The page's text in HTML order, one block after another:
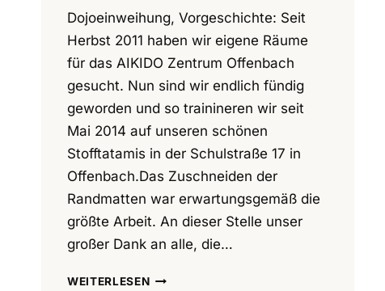
Dojoeinweihung, Vorgeschichte: Seit
Herbst 2011 haben wir eigene Räume
für das AIKIDO Zentrum Offenbach
gesucht. Nun sind wir endlich fündig
geworden und so trainineren wir seit
Mai 2014 auf unseren schönen
Stofftatamis in der Schulstraße 17 in
Offenbach.Das Zuschneiden der
Randmatten war erwartungsgemäß die
größte Arbeit. An dieser Stelle unser
großer Dank an alle, die…
WEITERLESENDOJOEINWEIHUNG